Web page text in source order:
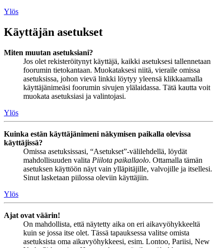
Ylös
Käyttäjän asetukset
Miten muutan asetuksiani?
Jos olet rekisteröitynyt käyttäjä, kaikki asetuksesi tallennetaan
foorumin tietokantaan. Muokataksesi niitä, vieraile omissa
asetuksissa, johon vievä linkki löytyy yleensä klikkaamalla
käyttäjänimeäsi foorumin sivujen ylälaidassa. Tätä kautta voit
muokata asetuksiasi ja valintojasi.
Ylös
Kuinka estän käyttäjänimeni näkymisen paikalla olevissa
käyttäjissä?
Omissa asetuksissasi, “Asetukset”-välilehdellä, löydät
mahdollisuuden valita Piilota paikallaolo. Ottamalla tämän
asetuksen käyttöön näyt vain ylläpitäjille, valvojille ja itsellesi.
Sinut lasketaan piilossa oleviin käyttäjiin.
Ylös
Ajat ovat väärin!
On mahdollista, että näytetty aika on eri aikavyöhykkeeltä
kuin se jossa itse olet. Tässä tapauksessa valitse omista
asetuksista oma aikavyöhykkeesi, esim. Lontoo, Pariisi, New